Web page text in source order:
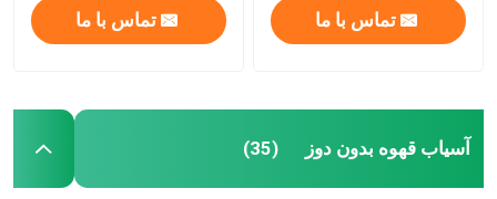
تماس با ما تماس با ما
آسیاب قهوه بدون دوز (35)